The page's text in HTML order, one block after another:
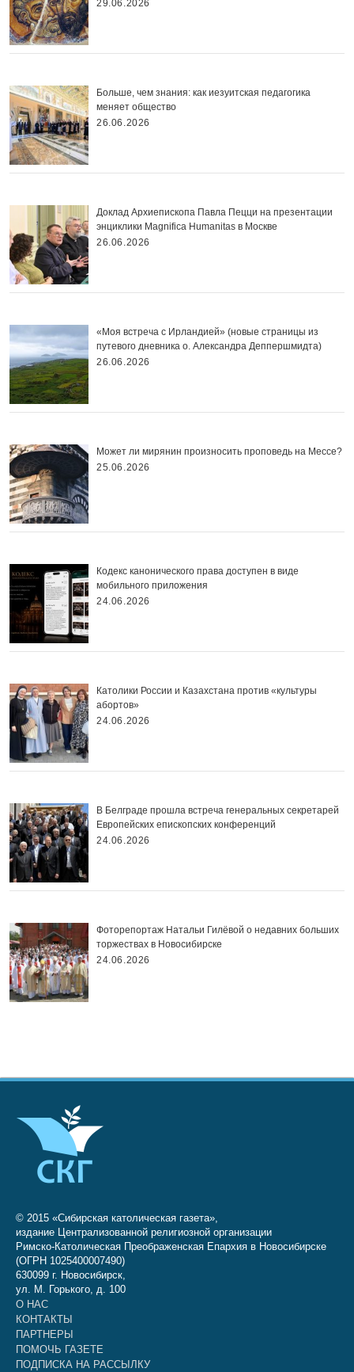
29.06.2026
Больше, чем знания: как иезуитская педагогика
меняет общество
26.06.2026
Доклад Архиепископа Павла Пецци на презентации
энциклики Magnifica Нumanitas в Москве
26.06.2026
«Моя встреча с Ирландией» (новые страницы из
путевого дневника о. Александра Деппершмидта)
26.06.2026
Может ли мирянин произносить проповедь на Мессе?
25.06.2026
Кодекс канонического права доступен в виде
мобильного приложения
24.06.2026
Католики России и Казахстана против «культуры
абортов»
24.06.2026
В Белграде прошла встреча генеральных секретарей
Европейских епископских конференций
24.06.2026
Фоторепортаж Натальи Гилёвой о недавних больших
торжествах в Новосибирске
24.06.2026
© 2015 «Сибирская католическая газета»,
издание Централизованной религиозной организации
Римско-Католическая Преображенская Епархия в Новосибирске
(ОГРН 1025400007490)
630099 г. Новосибирск,
ул. М. Горького, д. 100
О НАС
КОНТАКТЫ
ПАРТНЕРЫ
ПОМОЧЬ ГАЗЕТЕ
ПОДПИСКА НА РАССЫЛКУ